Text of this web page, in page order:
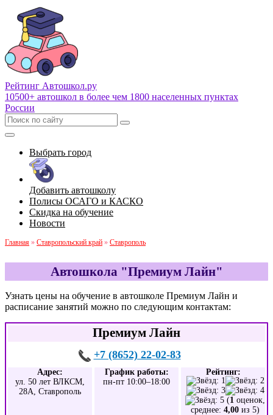
Рейтинг Автошкол.ру
10500+ автошкол в более чем 1800 населенных пунктах
России
Выбрать город
Добавить автошколу
Полисы ОСАГО и КАСКО
Скидка на обучение
Новости
Главная » Ставропольский край » Ставрополь
Автошкола "Премиум Лайн"
Узнать цены на обучение в автошколе Премиум Лайн и
расписание занятий можно по следующим контактам:
Премиум Лайн
+7 (8652) 22-02-83
Адрес:
ул. 50 лет ВЛКСМ,
28А, Ставрополь
График работы:
пн-пт 10:00–18:00
Рейтинг:
(1 оценок,
среднее: 4,00 из 5)